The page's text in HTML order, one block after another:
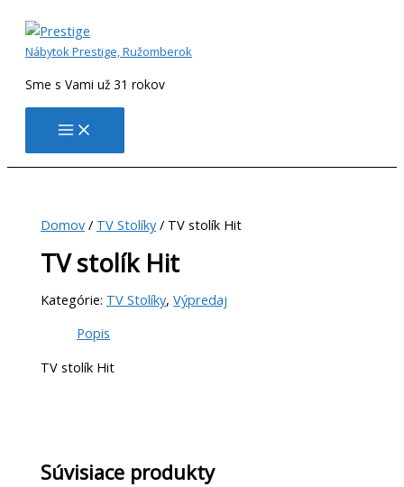
obsah
Nábytok Prestige, Ružomberok
Sme s Vami už 31 rokov
Domov/ TV Stolíky/ TV stolík Hit
TV stolík Hit
Kategórie: TV Stolíky,Výpredaj
Popis
TV stolík Hit
Súvisiace produkty